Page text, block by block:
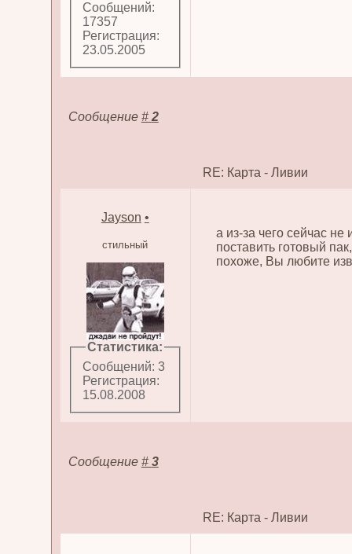
Сообщений:
17357
Регистрация:
23.05.2005
Сообщение # 2
RE: Карта - Ливии
Jayson •
стильный
Статистика:
Сообщений: 3
Регистрация:
15.08.2008
а из-за чего сейчас
поставить готовый
похоже, Вы любите
Сообщение # 3
RE: Карта - Ливии